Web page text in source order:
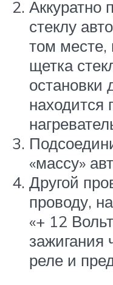
Аккуратно
стеклу
том месте,
щетка
остановки
находится
«массу»
Другой
проводу,
«+ 12
зажигания
реле и